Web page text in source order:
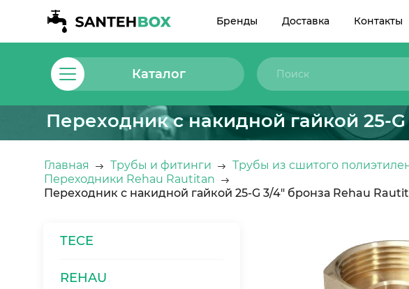
Бренды Доставка Контакты
Каталог
Переходник с накидной гайкой 25-G
Главная Трубы и фитинги
Трубы из сшитого
Переходники Rehau Rautitan
Переходник с накидной гайкой 25-G 3/4" бронза Rehau
TECE
REHAU